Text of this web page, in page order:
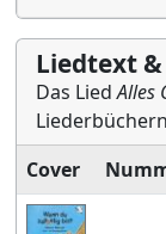
Liedtext
Das LiedAlles
Cover